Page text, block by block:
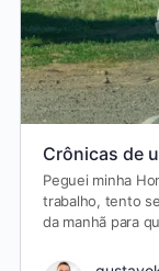
Crônicas de
Peguei minha
trabalho, tento
da manhã para